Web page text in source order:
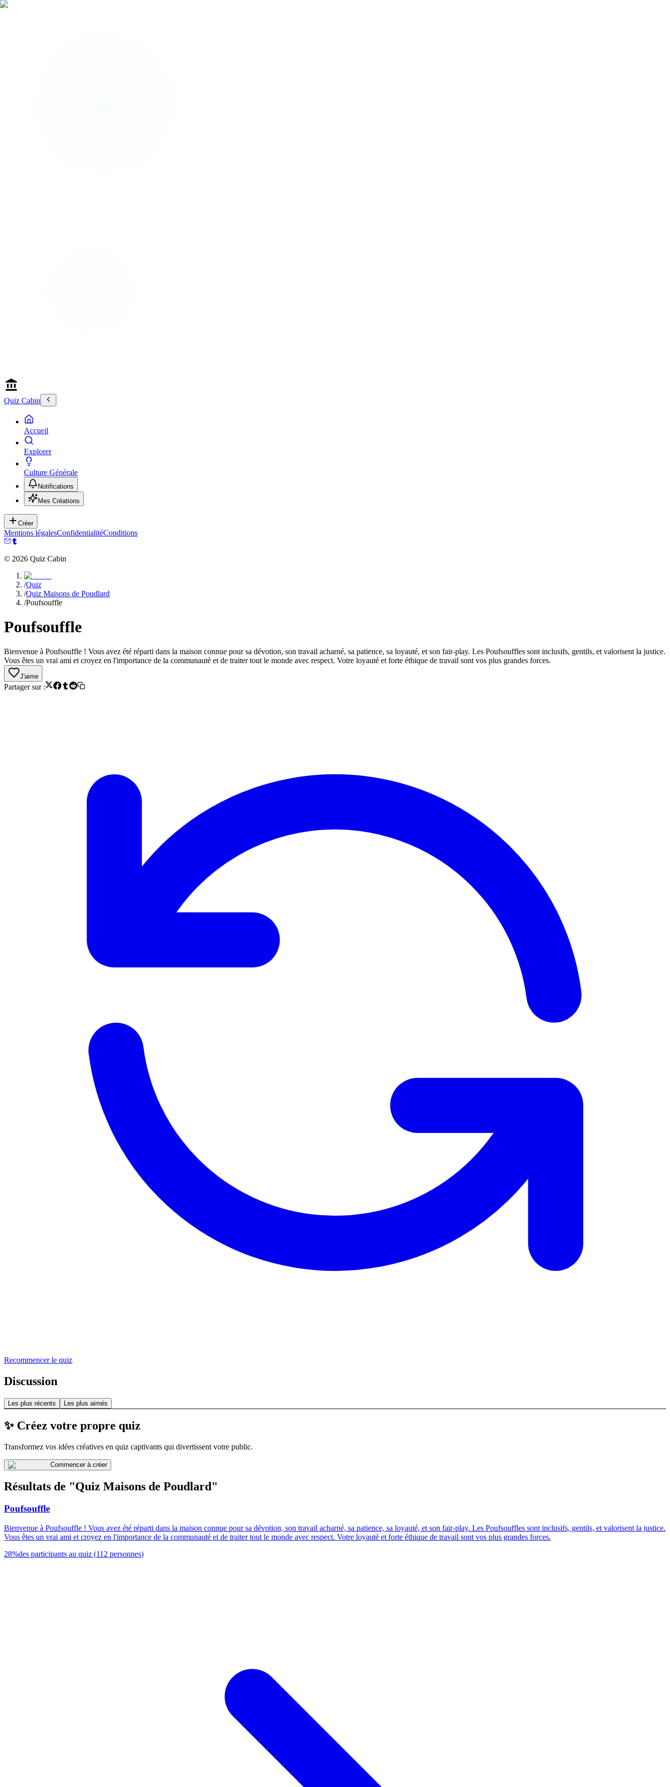
Quiz Cabin
Accueil
Explorer
Culture Générale
Notifications
Mes Créations
Créer
Mentions légalesConfidentialitéConditions
© 2026 Quiz Cabin
/Quiz
/Quiz Maisons de Poudlard
/Poufsouffle
Poufsouffle
Bienvenue à Poufsouffle ! Vous avez été réparti dans la maison connue pour sa dévotion, son travail acharné, sa patience, sa loyauté, et son fair-play. Les Poufsouffles sont inclusifs, gentils, et valorisent la justice.
Vous êtes un vrai ami et croyez en l'importance de la communauté et de traiter tout le monde avec respect. Votre loyauté et forte éthique de travail sont vos plus grandes forces.
J'aime
Partager sur :
Recommencer le quiz
Discussion
Les plus récents Les plus aimés
✨ Créez votre propre quiz
Transformez vos idées créatives en quiz captivants qui divertissent votre public.
Commencer à créer
Résultats de "Quiz Maisons de Poudlard"
Poufsouffle
Bienvenue à Poufsouffle ! Vous avez été réparti dans la maison connue pour sa dévotion, son travail acharné, sa patience, sa loyauté, et son fair-play. Les Poufsouffles sont inclusifs, gentils, et valorisent la justice.
Vous êtes un vrai ami et croyez en l'importance de la communauté et de traiter tout le monde avec respect. Votre loyauté et forte éthique de travail sont vos plus grandes forces.
28%des participants au quiz (112 personnes)